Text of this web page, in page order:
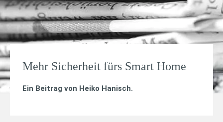
Mehr Sicherheit fürs Smart Home
Ein Beitrag von Heiko Hanisch.